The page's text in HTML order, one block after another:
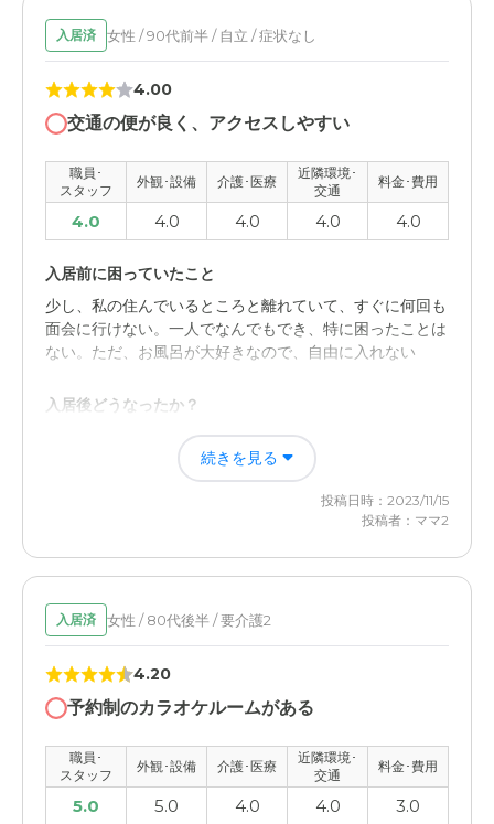
あったから。また入居を決めた家族も満足していたため。
職員・スタッフ・他入居者の雰囲気について
何か頼み事をしたときにも嫌な顔せずに対応してくれ、頼
みやすい雰囲気があったため。
外観・内装・居室・設備について
施設は新しく、綺麗に保たれていたため。またこまめな清
掃も入っている様子で、きれいだった。
介護医療サービスについて
亡くなる前には褥瘡ができてしまっており、もう少しケア
していただけたら良かったかなと思う。
近隣環境や交通アクセスについて
鶴見線沿線であるため、交通の便が良いとは言えない。車
で伺っていたので、あまり不自由はなかった。
入居済 女性 / 90代前半 / 自立 / 症状なし
4.00
交通の便が良く、アクセスしやすい
職員･
スタッフ
外観･設備 介護･医療
近隣環境･
交通
料金･費用
4.0 4.0 4.0 4.0 4.0
入居前に困っていたこと
少し、私の住んでいるところと離れていて、すぐに何回も
面会に行けない。一人でなんでもでき、特に困ったことは
ない。ただ、お風呂が大好きなので、自由に入れない
入居後どうなったか？
やはりお風呂は自由に入ることができなく、見守り、また
危険も伴うので、スケジュールを入所先で合わせなければ
職員・スタッフ・他入居者の雰囲気について
とても和やかでお互いも交流があり、とても明るい様子
で、こことよく過ごしていけると思いました
外観・内装・居室・設備について
外観はキレイだと思います、部屋もすっきりとしていて、
こじんまりとしていますが過ごしやすいと思いました
続きを見る
投稿日時：2023/11/15
投稿者：ママ2
入居済 女性 / 80代後半 / 要介護2
4.20
予約制のカラオケルームがある
職員･
スタッフ
外観･設備 介護･医療
近隣環境･
交通
料金･費用
5.0 5.0 4.0 4.0 3.0